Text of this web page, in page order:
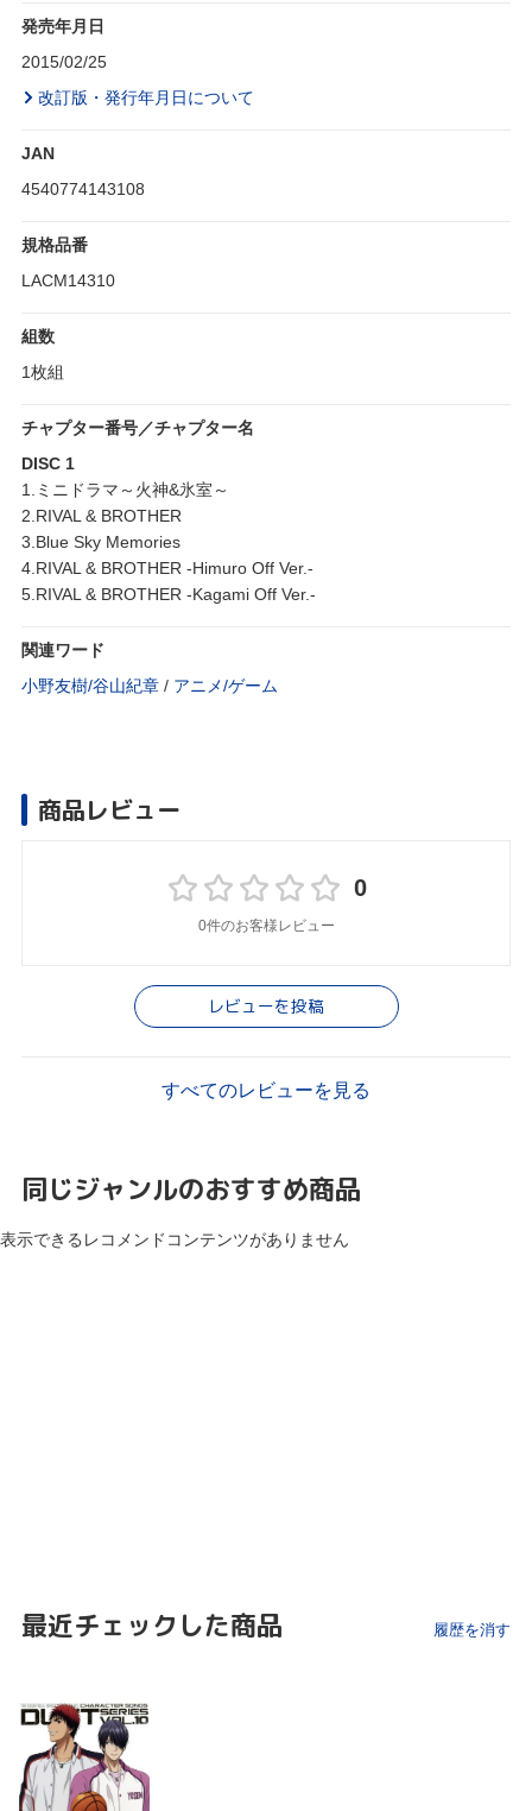
発売年月日
2015/02/25
改訂版・発行年月日について
JAN
4540774143108
規格品番
LACM14310
組数
1枚組
チャプター番号／チャプター名
DISC 1
1.ミニドラマ～火神&氷室～
2.RIVAL & BROTHER
3.Blue Sky Memories
4.RIVAL & BROTHER -Himuro Off Ver.-
5.RIVAL & BROTHER -Kagami Off Ver.-
関連ワード
小野友樹/谷山紀章 / アニメ/ゲーム
商品レビュー
0
0件のお客様レビュー
レビューを投稿
すべてのレビューを見る
同じジャンルのおすすめ商品
表示できるレコメンドコンテンツがありません
最近チェックした商品 履歴を消す